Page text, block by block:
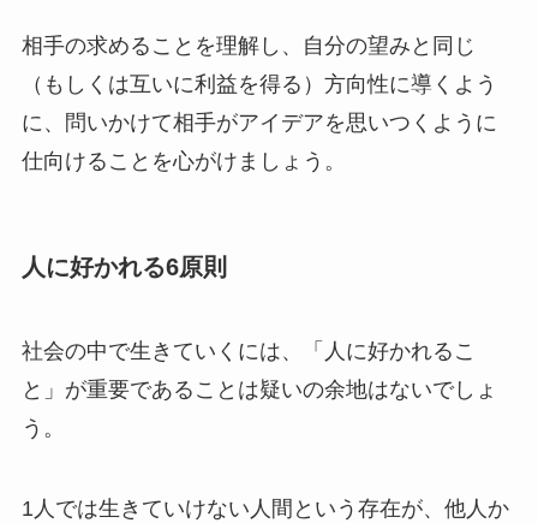
相手の求めることを理解し、自分の望みと同じ
（もしくは互いに利益を得る）方向性に導くよう
に、問いかけて相手がアイデアを思いつくように
仕向けることを心がけましょう。
人に好かれる6原則
社会の中で生きていくには、「人に好かれるこ
と」が重要であることは疑いの余地はないでしょ
う。
1人では生きていけない人間という存在が、他人か